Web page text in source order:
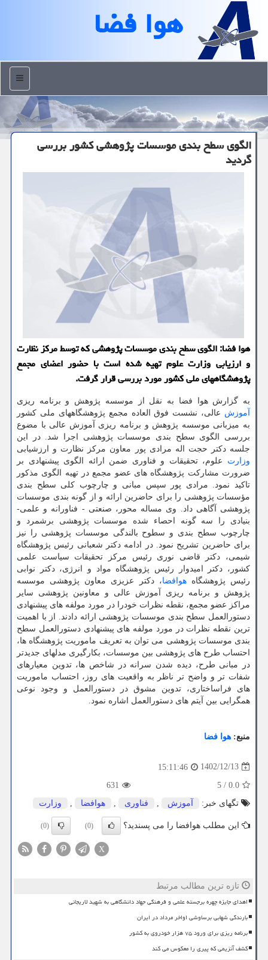
هوا فضا
منو
الگوی سطح بندی موسسات پژوهشی کشور بررسی
گردید
هوا فضا: الگوی سطح بندی موسسات پژوهشی که توسط مرکز نظارت
و ارزیابی وزارت علوم تهیه شده است با حضور اعضای مجمع
پژوهشگاههای ملی کشور مورد بررسی قرار گرفت.
به گزارش هوا فضا به نقل از موسسه پژوهش و برنامه ریزی
آموزش عالی، نشست فوق العاده مجمع پژوهشگاههای ملی کشور
به میزبانی موسسه پژوهش و برنامه ریزی آموزش عالی با مضوع
بررسی الگوی سطح بندی موسسات پژوهشی اجرا شد. در این
جلسه دکتر حجت اله مرادی پور معاون مرکز نظارت و ارزشیابی
وزارت علوم، تحقیقات و فناوری ضمن ارائه الگوی پیشنهادی بر
ضرورت مشارکت پژوهشگاه های عضو مجمع در تهیه الگوی مذکور
تاکید نمود. مرادی پور سپس مبانی و چارچوب کلی سطح بندی
مؤسسات پژوهشی را برای حاضرین ارائه و از گونه بندی موسسات
پژوهشی آگاهی داد. وی مساله محور، صنعتی - فناورانه و علمی-
بنیادی را سه گونه احصاء شده موسسات پژوهشی برشمرد و
چارچوب سطح بندی و سطوح بالندگی موسسات پژوهشی را نیز
برای حاضرین تشریح نمود. در ادامه دکتر شعبانی رئیس پژوهشگاه
شیمی، دکتر قاضی نوری رئیس مرکز تحقیقات سیاست علمی
کشور، دکتر امیدوار رئیس پژوهشگاه مواد و انرژی، دکتر نوابی
رئیس پژوهشگاههوافضا، دکتر عزیزی معاون پژوهشی موسسه
پژوهش و برنامه ریزی آموزش عالی و معاونین پژوهشی سایر
مراکز عضو مجمع، نقطه نظرات خودرا در مورد مولفه های پیشنهادی
دستورالعمل سطح بندی موسسات پژوهشی ارائه دادند. از با اهمیت
ترین نقطه نظرات در مورد مولفه های پیشنهادی دستورالعمل سطح
بندی موسسات پژوهشی می توان به تعریف ماموریت پژوهشگاه ها،
احتساب طرح های پژوهشی بین موسسات، بکارگیری مدلهای جدیدتر
در مبانی طرح، دیده شدن سرانه در شاخص ها، تدوین معیارهای
شفات تر و واضح تر ناظر به واقعیت های روز، احتساب ماموریت
های فراساختاری، تدوین مشوق در دستورالعمل و وجود نوعی
همگرایی بین آیتم های دستورالعمل اشاره نمود.
منبع: هوا فضا
1402/12/13
15:11:46
0.0
/
5
631
تگهای خبر:
آموزش , فناوری , هوافضا , وزارت
این مطلب هوافضا را می پسندید؟ (0)
(0)
X
تازه ترین مطالب مرتبط
اهدای جایزه چهره برجسته علمی و فرهنگی جهاد دانشگاهی به شهید لاریجانی
بارندگی شهابی برساوشی اواخر مرداد در ایران
برنامه ریزی برای ورود ۷۵ هزار خودروی به کشور
کشف آنزیمی که پیری را معکوس می کند